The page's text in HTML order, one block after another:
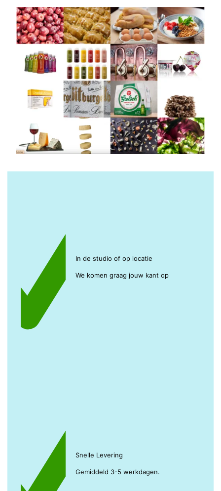
In de studio of op locatie
We komen graag jouw kant op
Snelle Levering
Gemiddeld 3-5 werkdagen.